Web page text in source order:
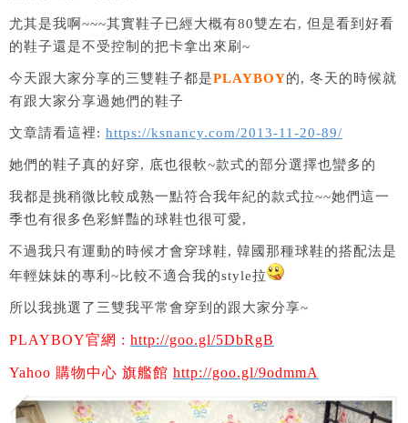
尤其是我啊~~~其實鞋子已經大概有80雙左右, 但是看到好看
的鞋子還是不受控制的把卡拿出來刷~
今天跟大家分享的三雙鞋子都是PLAYBOY的, 冬天的時候就
有跟大家分享過她們的鞋子
文章請看這裡: https://ksnancy.com/2013-11-20-89/
她們的鞋子真的好穿, 底也很軟~款式的部分選擇也蠻多的
我都是挑稍微比較成熟一點符合我年紀的款式拉~~她們這一
季也有很多色彩鮮豔的球鞋也很可愛,
不過我只有運動的時候才會穿球鞋, 韓國那種球鞋的搭配法是
年輕妹妹的專利~比較不適合我的style拉
所以我挑選了三雙我平常會穿到的跟大家分享~
PLAYBOY官網 : http://goo.gl/5DbRgB
Yahoo 購物中心 旗艦館 http://goo.gl/9odmmA